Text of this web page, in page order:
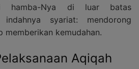
hamba-Nya di luar batas
indahnya syariat: mendorong
memberikan kemudahan.
Aqiqah